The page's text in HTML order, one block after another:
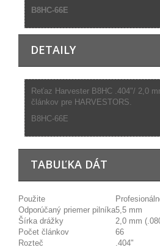
B8HC-66E
DETAILY
Reťaz Harvester B8HC .404"/ 2,0
článkov pre HARVESTORS.
B8HC-66E
TABUĽKA DÁT
Použite
Odporúčaný priemer pilníka5,5 mm
Šírka drážky
2,0 mm
Počet článkov
66
Rozteč
.404"